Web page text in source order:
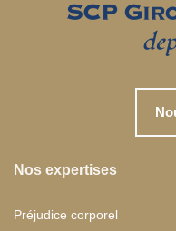
Nos expertises
Préjudice corporel